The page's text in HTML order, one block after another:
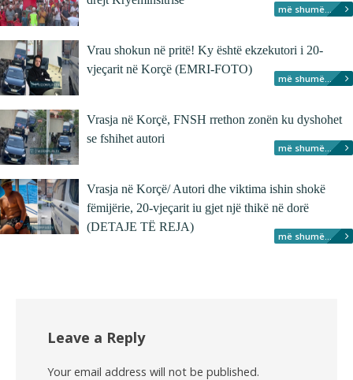
më shumë...
Vrau shokun në pritë! Ky është ekzekutori i 20-
vjeçarit në Korçë (EMRI-FOTO)
më shumë...
Vrasja në Korçë, FNSH rrethon zonën ku dyshohet
se fshihet autori
më shumë...
Vrasja në Korçë/ Autori dhe viktima ishin shokë
fëmijërie, 20-vjeçarit iu gjet një thikë në dorë
(DETAJE TË REJA)
më shumë...
Leave a Reply
Your email address will not be published.